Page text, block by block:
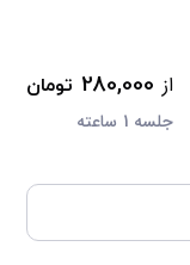
از
تومان
جلسه 1 ساعته